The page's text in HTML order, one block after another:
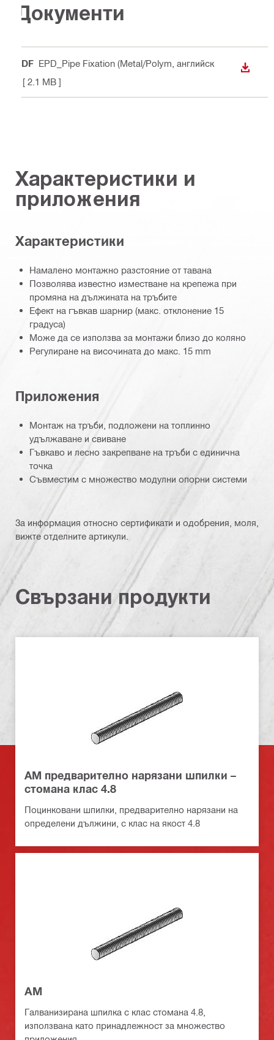
Документи
PDF EPD_Pipe Fixation (Metal/Polym , английск
[ 2.1 MB ]
Характеристики и
приложения
Характеристики
Намалено монтажно разстояние от тавана
Позволява известно изместване на крепежа при
промяна на дължината на тръбите
Ефект на гъвкав шарнир (макс. отклонение 15
градуса)
Може да се използва за монтажи близо до коляно
Регулиране на височината до макс. 15 mm
Приложения
Монтаж на тръби, подложени на топлинно
удължаване и свиване
Гъвкаво и лесно закрепване на тръби с единична
точка
Съвместим с множество модулни опорни системи
За информация относно сертификати и одобрения, моля,
вижте отделните артикули.
Свързани продукти
AM предварително нарязани шпилки –
стомана клас 4.8
Поцинковани шпилки, предварително нарязани на
определени дължини, с клас на якост 4.8
АМ
Галванизирана шпилка с клас стомана 4.8,
използвана като принадлежност за множество